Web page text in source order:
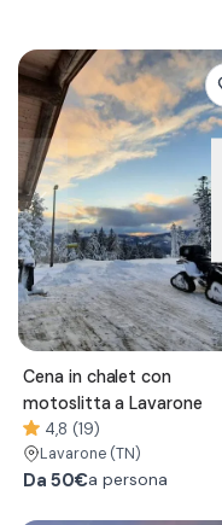
Cena in chalet con
motoslitta a Lavarone
4,8 (19)
Lavarone (TN)
Da 50€a persona